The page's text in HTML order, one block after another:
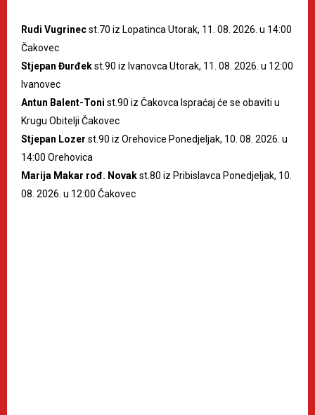
Rudi Vugrinecst.70 iz Lopatinca Utorak, 11. 08. 2026. u 14:00
Čakovec
Stjepan Đurđekst.90 iz Ivanovca Utorak, 11. 08. 2026. u 12:00
Ivanovec
Antun Balent-Toni st.90 iz Čakovca Ispraćaj će se obaviti u
Krugu Obitelji Čakovec
Stjepan Lozer st.90 iz Orehovice Ponedjeljak, 10. 08. 2026. u
14:00 Orehovica
Marija Makar rođ. Novakst.80 iz Pribislavca Ponedjeljak, 10.
08. 2026. u 12:00 Čakovec